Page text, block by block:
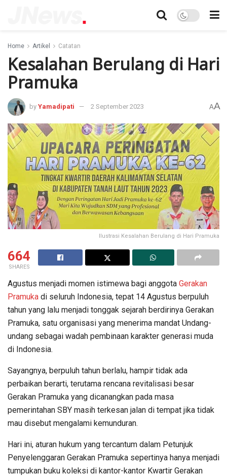
Home Artikel Catatan
Kesalahan Berulang di Hari
Pramuka
by Yamadipati 2 September 2023 AA
Ilustrasi Kesalahan Berulang di Hari Pramuka
664
SHARES
Agustus menjadi momen istimewa bagi anggota Gerakan
Pramuka di seluruh Indonesia, tepat 14 Agustus berpuluh
tahun yang lalu menjadi tonggak sejarah berdirinya Gerakan
Pramuka, satu organisasi yang menerima mandat Undang-
undang sebagai wadah pembinaan karakter generasi muda
di Indonesia.
Sayangnya, berpuluh tahun berlalu, hampir tidak ada
perbaikan berarti, terutama rencana revitalisasi besar
Gerakan Pramuka yang dicanangkan pada masa
pemerintahan SBY masih terkesan jalan di tempat jika tidak
mau disebut mengalami kemunduran.
Hari ini, aturan hukum yang tercantum dalam Petunjuk
Penyelenggaran Gerakan Pramuka sepertinya hanya menjadi
tumpukan buku koleksi di kantor-kantor Kwartir Gerakan